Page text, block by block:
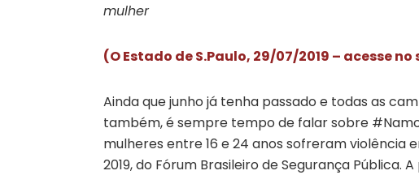
mulher
(O Estado de S.Paulo, 29/07/2019 – acesse
Ainda que junho já tenha passado e todas as
também, é sempre tempo de falar sobre
mulheres entre 16 e 24 anos sofreram violência
2019, do Fórum Brasileiro de Segurança Pública.